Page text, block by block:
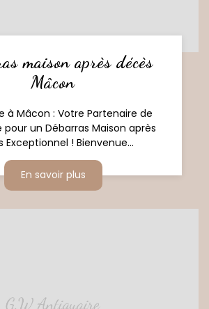
maison après décès
Mâcon
à Mâcon : Votre Partenaire de
un Débarras Maison après
Exceptionnel ! Bienvenue...
En savoir plus